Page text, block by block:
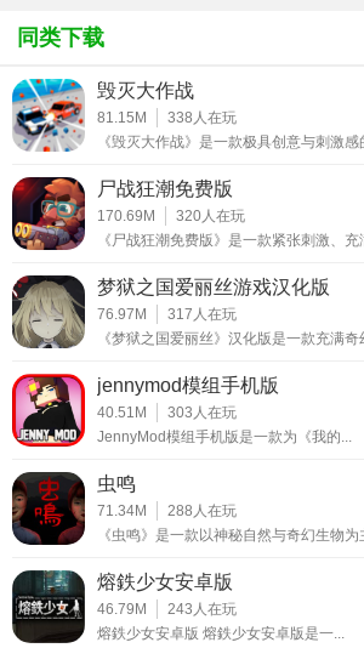
同类下载
毁灭大作战
81.15M 338 人在玩
《毁灭大作战》是一款极具创意与刺激感
尸战狂潮免费版
170.69M 320人在玩
《尸战狂潮免费版》是一款紧张刺激、充
梦狱之国爱丽丝游戏汉化版
76.97M 317 人在玩
《梦狱之国爱丽丝》汉化版是一款充满奇
jennymod模组手机版
40.51M 303 人在玩
JennyMod模组手机版是一款为《我的...
虫鸣
71.34M 288 人在玩
《虫鸣》是一款以神秘自然与奇幻生物为
熔鉄少女安卓版
46.79M 243 人在玩
熔鉄少女安卓版 熔鉄少女安卓版是一...